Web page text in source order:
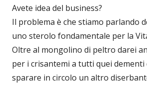
Avete idea del business?
Il problema è che stiamo parlando
uno sterolo fondamentale per la
Oltre al mongolino di peltro darei
per i crisantemi a tutti quei dementi
sparare in circolo un altro